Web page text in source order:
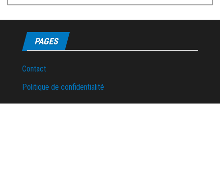
PAGES
Contact
Politique de confidentialité